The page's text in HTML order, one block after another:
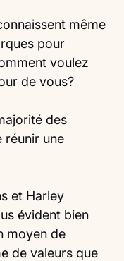
même
pour
voulez
de vous?
des
réunir une
et Harley
évident bien
moyen de
de valeurs que